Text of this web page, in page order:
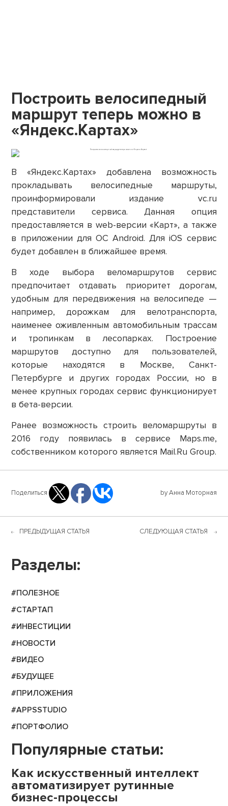
Построить велосипедный
маршрут теперь можно в
«Яндекс.Картах»
В «Яндекс.Картах» добавлена возможность
прокладывать велосипедные маршруты,
проинформировали издание vc.ru
представители сервиса. Данная опция
предоставляется в web-версии «Карт», а также
в приложении для ОС Android. Для iOS сервис
будет добавлен в ближайшее время.
В ходе выбора веломаршрутов сервис
предпочитает отдавать приоритет дорогам,
удобным для передвижения на велосипеде —
например, дорожкам для велотранспорта,
наименее оживленным автомобильным трассам
и тропинкам в лесопарках. Построение
маршрутов доступно для пользователей,
которые находятся в Москве, Санкт-
Петербурге и других городах России, но в
менее крупных городах сервис функционирует
в бета-версии.
Ранее возможность строить веломаршруты в
2016 году появилась в сервисе Maps.me,
собственником которого является Mail.Ru Group.
Поделиться by Анна Моторная
ПРЕДЫДУЩАЯ СТАТЬЯ СЛЕДУЮЩАЯ СТАТЬЯ
Разделы:
#ПОЛЕЗНОЕ
#СТАРТАП
#ИНВЕСТИЦИИ
#НОВОСТИ
#ВИДЕО
#БУДУЩЕЕ
#ПРИЛОЖЕНИЯ
#APPSSTUDIO
#ПОРТФОЛИО
Популярные статьи:
Как искусственный интеллект
автоматизирует рутинные
бизнес-процессы